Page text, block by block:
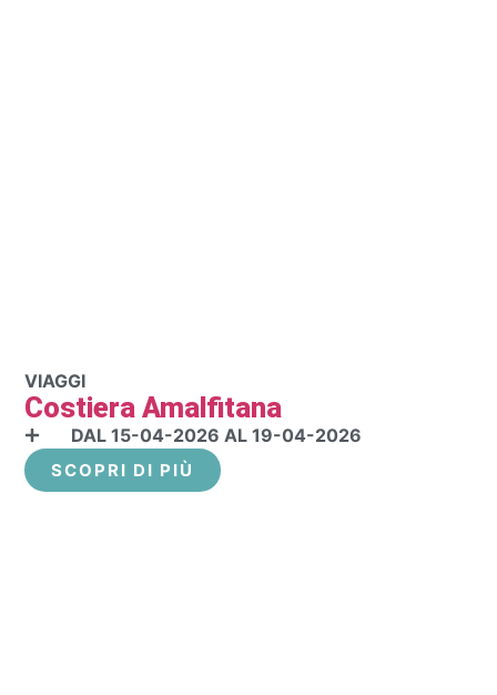
VIAGGI
Costiera Amalfitana
DAL 15-04-2026 AL 19-04-2026
SCOPRI DI PIÙ